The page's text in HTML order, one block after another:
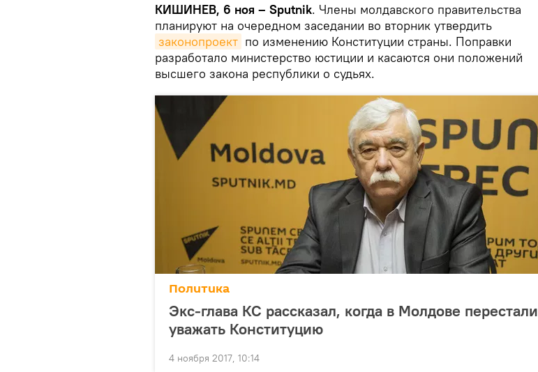
КИШИНЕВ, 6 ноя – Sputnik. Члены молдавского правительства
планируют на очередном заседании во вторник утвердить
законопроект по изменению Конституции страны. Поправки
разработало министерство юстиции и касаются они положений
высшего закона республики о судьях.
Политика
Экс-глава КС рассказал, когда в Молдове перестали
уважать Конституцию
4 ноября 2017, 10:14